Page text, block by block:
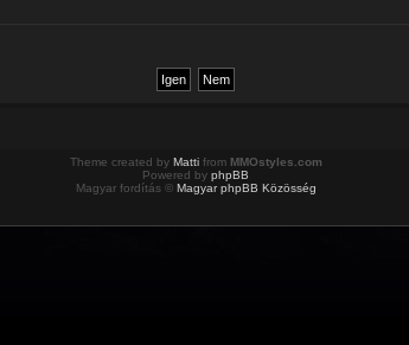
Theme created by Mattifrom MMOstyles.com
Powered by phpBB
Magyar fordítás © Magyar phpBB Közösség